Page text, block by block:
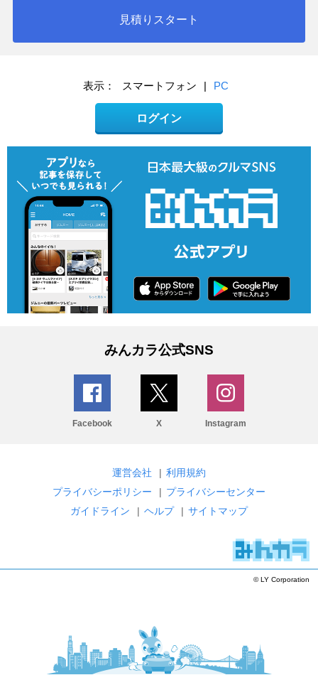
見積りスタート
表示： スマートフォン | PC
ログイン
みんカラ公式SNS
Facebook X Instagram
運営会社 | 利用規約
プライバシーポリシー
| プライバシーセンター
ガイドライン
| ヘルプ | サイトマップ
© LY Corporation